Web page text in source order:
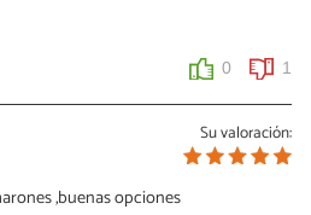
0 1
Su valoración:
,buenas opciones